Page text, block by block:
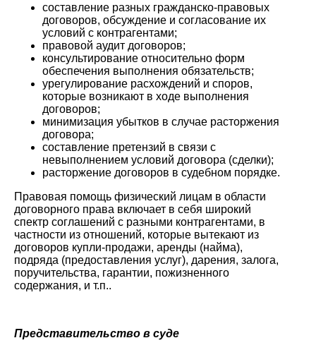
составление разных гражданско-правовых
договоров, обсуждение и согласование их
условий с контрагентами;
правовой аудит договоров;
консультирование относительно форм
обеспечения выполнения обязательств;
урегулирование расхождений и споров,
которые возникают в ходе выполнения
договоров;
минимизация убытков в случае расторжения
договора;
составление претензий в связи с
невыполнением условий договора (сделки);
расторжение договоров в судебном порядке.
Правовая помощь физический лицам в области
договорного права включает в себя широкий
спектр соглашений с разными контрагентами, в
частности из отношений, которые вытекают из
договоров купли-продажи, аренды (найма),
подряда (предоставления услуг), дарения, залога,
поручительства, гарантии, пожизненного
содержания, и т.п..
Представительство в суде